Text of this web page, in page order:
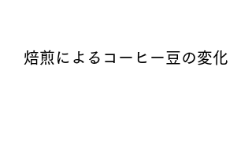
焙煎によるコーヒー豆の変化